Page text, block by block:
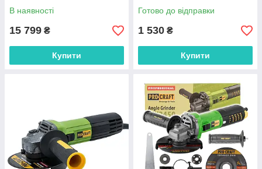
В наявності
15 799 ₴
Купити
Готово до відправки
1 530 ₴
Купити